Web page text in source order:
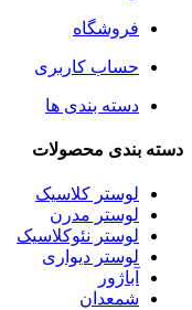
فروشگاه
حساب کاربری
دسته بندی ها
دسته بندی محصولات
لوستر کلاسیک
لوستر مدرن
لوستر نئوکلاسیک
لوستر دیواری
آباژور
شمعدان